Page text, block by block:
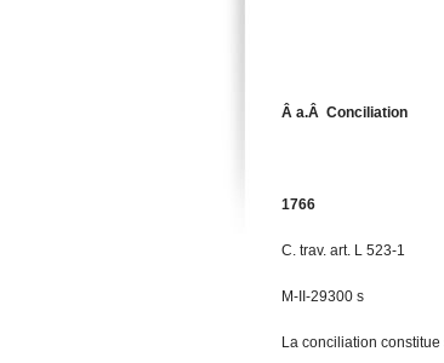
Â a.Â Conciliation
1766
C. trav. art. L 523-1
M-II-29300 s
La conciliation